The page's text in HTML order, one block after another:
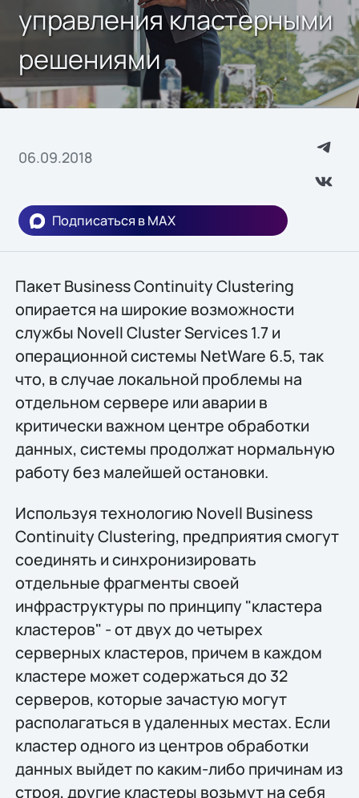
управления кластерными
решениями
06.09.2018
Подписаться в MAX
Пакет Business Continuity Clustering
опирается на широкие возможности
службы Novell Cluster Services 1.7 и
операционной системы NetWare 6.5, так
что, в случае локальной проблемы на
отдельном сервере или аварии в
критически важном центре обработки
данных, системы продолжат нормальную
работу без малейшей остановки.
Используя технологию Novell Business
Continuity Clustering, предприятия смогут
соединять и синхронизировать
отдельные фрагменты своей
инфраструктуры по принципу "кластера
кластеров" - от двух до четырех
серверных кластеров, причем в каждом
кластере может содержаться до 32
серверов, которые зачастую могут
располагаться в удаленных местах. Если
кластер одного из центров обработки
данных выйдет по каким-либо причинам из
строя, другие кластеры возьмут на себя